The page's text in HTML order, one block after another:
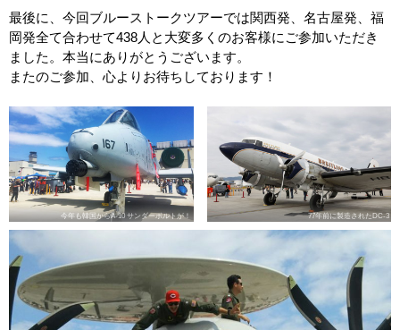
最後に、今回ブルーストークツアーでは関西発、名古屋発、福
岡発全て合わせて438人と大変多くのお客様にご参加いただき
ました。本当にありがとうございます。
またのご参加、心よりお待ちしております！
今年も韓国からA-10 サンダーボルトが！ 77年前に製造されたDC-3